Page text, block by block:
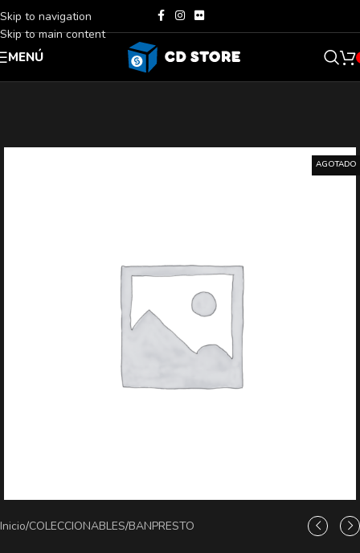
Skip to navigation
Skip to main content
MENÚ
AGOTADO
Inicio/COLECCIONABLES/BANPRESTO